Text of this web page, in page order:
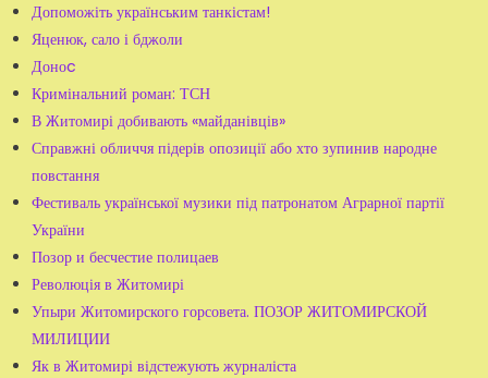
Допоможіть українським танкістам!
Яценюк, сало і бджоли
Доноc
Кримінальний роман: ТСН
В Житомирі добивають «майданівців»
Справжні обличчя підерів опозиції або хто зупинив народне
повстання
Фестиваль української музики під патронатом Аграрної партії
України
Позор и бесчестие полицаев
Революція в Житомирі
Упыри Житомирского горсовета. ПОЗОР ЖИТОМИРСКОЙ
МИЛИЦИИ
Як в Житомирі відстежують журналіста